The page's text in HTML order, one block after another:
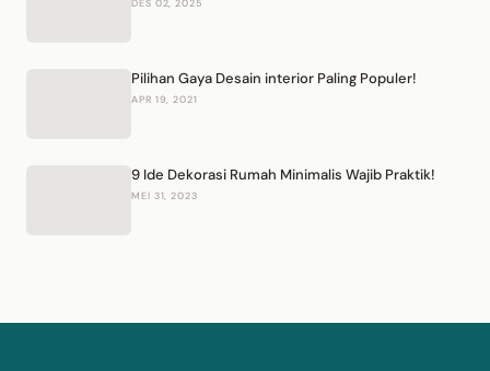
DES 02, 2025
Pilihan Gaya Desain interior Paling Populer!
APR 19, 2021
9 Ide Dekorasi Rumah Minimalis Wajib Praktik!
MEI 31, 2023